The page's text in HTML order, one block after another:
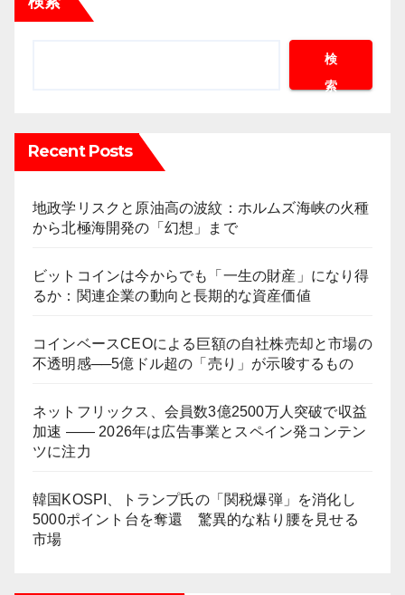
検
索
Recent Posts
地政学リスクと原油高の波紋：ホルムズ海峡の火種
から北極海開発の「幻想」まで
ビットコインは今からでも「一生の財産」になり得
るか：関連企業の動向と長期的な資産価値
コインベースCEOによる巨額の自社株売却と市場の
不透明感──5億ドル超の「売り」が示唆するもの
ネットフリックス、会員数3億2500万人突破で収益
加速 ―― 2026年は広告事業とスペイン発コンテン
ツに注力
韓国KOSPI、トランプ氏の「関税爆弾」を消化し
5000ポイント台を奪還 驚異的な粘り腰を見せる
市場